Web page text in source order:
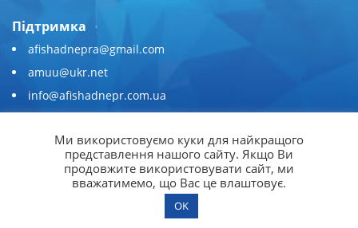
Підтримка
afishadnepra@gmail.com
amuu@ukr.net
info@afishadnepr.com.ua
Приєднуйтесь
Ми використовуємо куки для найкращого
представлення нашого сайту. Якщо Ви
продовжите використовувати сайт, ми
вважатимемо, що Вас це влаштовує.
OK